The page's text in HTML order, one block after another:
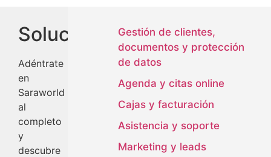
Soluciones
Adéntrate
en
Saraworld
al
completo
y
descubre
Gestión de clientes,
documentos y protección
de datos
Agenda y citas online
Cajas y facturación
Asistencia y soporte
Marketing y leads